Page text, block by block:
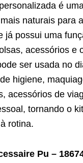
é
naturais para
já possui uma
acessórios e
ser usada no
higiene,
acessórios de
tornando o
rotina.
Pu –